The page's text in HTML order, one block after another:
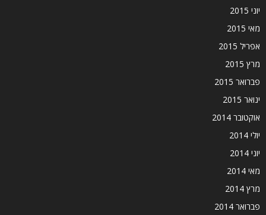
יוני 2015
מאי 2015
אפריל 2015
מרץ 2015
פברואר 2015
ינואר 2015
אוקטובר 2014
יולי 2014
יוני 2014
מאי 2014
מרץ 2014
פברואר 2014